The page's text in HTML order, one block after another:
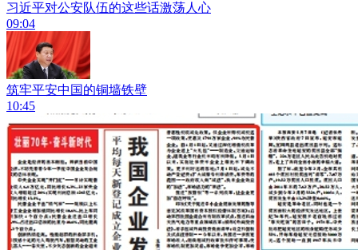
习近平对公安队伍的这些话激荡人心
09:04
筑牢平安中国的铜墙铁壁
10:45